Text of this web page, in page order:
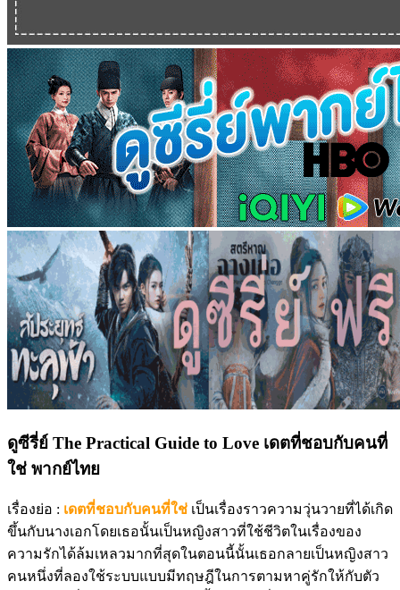
ดูซีรี่ย์ The Practical Guide to Love เดตที่ชอบกับคนที่
ใช่ พากย์ไทย
เรื่องย่อ : เดตที่ชอบกับคนที่ใช่ เป็นเรื่องราวความวุ่นวายที่ได้เกิด
ขึ้นกับนางเอกโดยเธอนั้นเป็นหญิงสาวที่ใช้ชีวิตในเรื่องของ
ความรักได้ล้มเหลวมากที่สุดในตอนนี้นั้นเธอกลายเป็นหญิงสาว
คนหนึ่งที่ลองใช้ระบบแบบมีทฤษฎีในการตามหาคู่รักให้กับตัว